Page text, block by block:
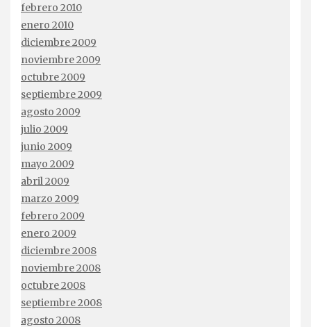
febrero 2010
enero 2010
diciembre 2009
noviembre 2009
octubre 2009
septiembre 2009
agosto 2009
julio 2009
junio 2009
mayo 2009
abril 2009
marzo 2009
febrero 2009
enero 2009
diciembre 2008
noviembre 2008
octubre 2008
septiembre 2008
agosto 2008